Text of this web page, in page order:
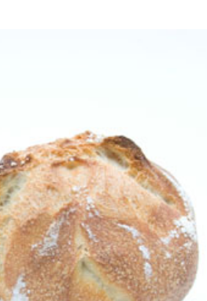
tópico se han
uno de los
bienestar más